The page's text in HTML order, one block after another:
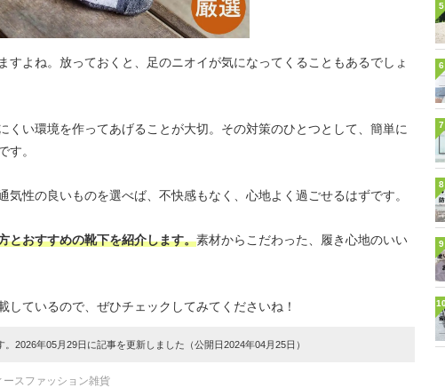
すよね。放っておくと、足のニオイが気になってくることもあるでしょ
くい環境を作ってあげることが大切。その対策のひとつとして、簡単に
す。
気性の良いものを選べば、不快感もなく、心地よく過ごせるはずです。
とおすすめの靴下を紹介します。素材からこだわった、履き心地のいい
しているので、ぜひチェックしてみてくださいね！
2026年05月29日に記事を更新しました（公開日2024年04月25日）
ースファッション雑貨
5
6
7
8
9